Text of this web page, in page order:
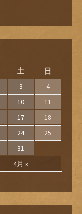
土 日
4月 »
3
4
10
11
17
18
24
25
31